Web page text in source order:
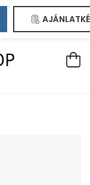
Regisztráció